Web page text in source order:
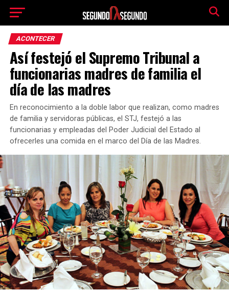
ACONTECER
Así festejó el Supremo Tribunal a
funcionarias madres de familia el
día de las madres
En reconocimiento a la doble labor que realizan, como madres
de familia y servidoras públicas, el STJ, festejó a las
funcionarias y empleadas del Poder Judicial del Estado al
ofrecerles una comida en el marco del Día de las Madres.